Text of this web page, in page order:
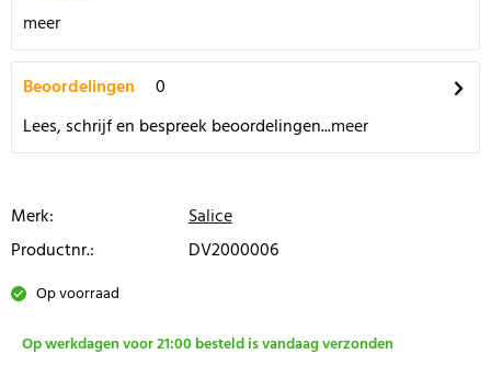
meer
Beoordelingen
0
Lees, schrijf en bespreek beoordelingen...meer
Merk:
Salice
Productnr.:
DV2000006
Op voorraad
Op werkdagen voor 21:00 besteld is vandaag verzonden